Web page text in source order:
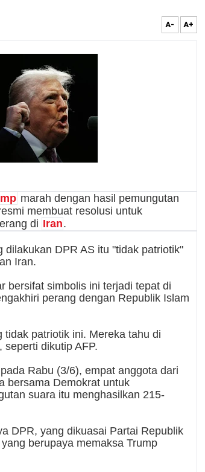
A- A+
p marah dengan hasil pemungutan
membuat resolusi untuk
di Iran.
DPR AS itu "tidak patriotik"
Iran.
bersifat simbolis ini terjadi tepat di
perang dengan Republik Islam
patriotik ini. Mereka tahu di
dikutip AFP.
Rabu (3/6), empat anggota dari
bersama Demokrat untuk
suara itu menghasilkan 215-
DPR, yang dikuasai Partai Republik
berupaya memaksa Trump
JADILAH
INFO